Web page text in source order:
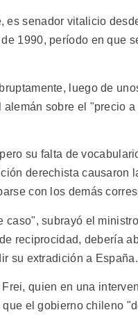
es senador vitalicio
1990, período en que
luego de
sobre el "precio
su falta de
derechista causaron
con los demás
subrayó el
reciprocidad, debería
su extradición a España.
quien en una
el gobierno chileno